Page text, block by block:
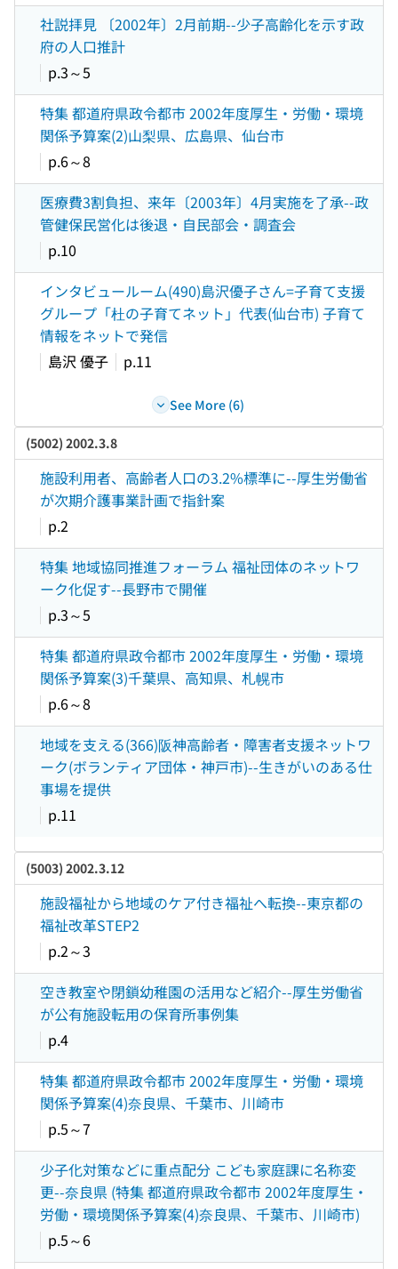
社説拝見 〔2002年〕2月前期--少子高齢化を示す政
府の人口推計
p.3～5
特集 都道府県政令都市 2002年度厚生・労働・環境
関係予算案(2)山梨県、広島県、仙台市
p.6～8
医療費3割負担、来年〔2003年〕4月実施を了承--政
管健保民営化は後退・自民部会・調査会
p.10
インタビュールーム(490)島沢優子さん=子育て支援
グループ「杜の子育てネット」代表(仙台市) 子育て
情報をネットで発信
島沢 優子
p.11
See More (6)
(5002) 2002.3.8
施設利用者、高齢者人口の3.2%標準に--厚生労働省
が次期介護事業計画で指針案
p.2
特集 地域協同推進フォーラム 福祉団体のネットワ
ーク化促す--長野市で開催
p.3～5
特集 都道府県政令都市 2002年度厚生・労働・環境
関係予算案(3)千葉県、高知県、札幌市
p.6～8
地域を支える(366)阪神高齢者・障害者支援ネットワ
ーク(ボランティア団体・神戸市)--生きがいのある仕
事場を提供
p.11
(5003) 2002.3.12
施設福祉から地域のケア付き福祉へ転換--東京都の
福祉改革STEP2
p.2～3
空き教室や閉鎖幼稚園の活用など紹介--厚生労働省
が公有施設転用の保育所事例集
p.4
特集 都道府県政令都市 2002年度厚生・労働・環境
関係予算案(4)奈良県、千葉市、川崎市
p.5～7
少子化対策などに重点配分 こども家庭課に名称変
更--奈良県 (特集 都道府県政令都市 2002年度厚生・
労働・環境関係予算案(4)奈良県、千葉市、川崎市)
p.5～6